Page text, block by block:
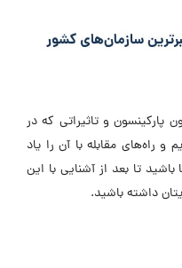
پارکینسون و تاثیراتی که در
و راه‌‌های مقابله با آن را یاد
تا بعد از آشنایی با این
داشته باشید.